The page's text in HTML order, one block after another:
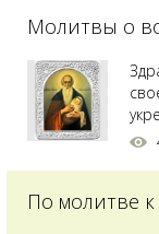
Молитвы о
мы
По молитве